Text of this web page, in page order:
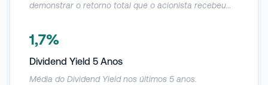
demonstrar o retorno total que o acionista recebeu
1,7%
Dividend Yield 5 Anos
Média do Dividend Yield nos últimos 5 anos.